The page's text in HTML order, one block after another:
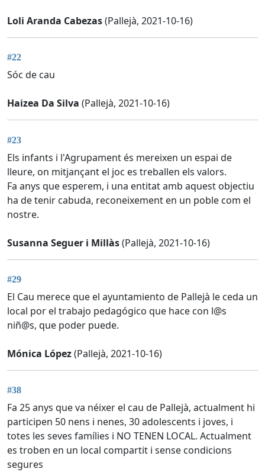
Loli Aranda Cabezas(Pallejà, 2021-10-16)
#22
Sóc de cau
Haizea Da Silva (Pallejà, 2021-10-16)
#23
Els infants i l'Agrupament és mereixen un espai de
lleure, on mitjançant el joc es treballen els valors.
Fa anys que esperem, i una entitat amb aquest objectiu
ha de tenir cabuda, reconeixement en un poble com el
nostre.
Susanna Seguer i Millàs(Pallejà, 2021-10-16)
#29
El Cau merece que el ayuntamiento de Pallejà le ceda un
local por el trabajo pedagógico que hace con l@s
niñ@s, que poder puede.
Mónica López(Pallejà, 2021-10-16)
#38
Fa 25 anys que va néixer el cau de Pallejà, actualment hi
participen 50 nens i nenes, 30 adolescents i joves, i
totes les seves famílies i NO TENEN LOCAL. Actualment
es troben en un local compartit i sense condicions
segures